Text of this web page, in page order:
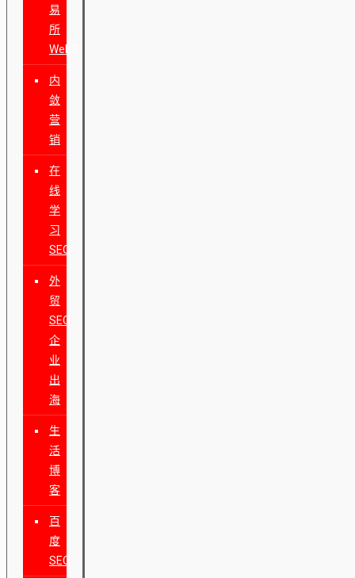
易
所
Web3
内
敛
营
销
在
线
学
习
SEO
外
贸
SEO
企
业
出
海
生
活
博
客
百
度
SEO